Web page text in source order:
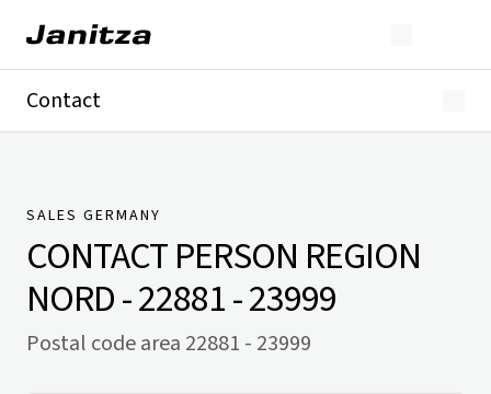
Contact
Presse
SALES GERMANY
CONTACT PERSON REGION
NORD - 22881 - 23999
Postal code area 22881 - 23999